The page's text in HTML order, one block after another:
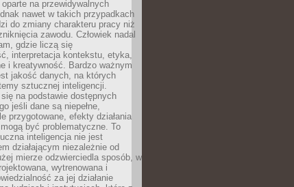
na przewidywalnych
nawet w takich przypadkach
do zmiany charakteru pracy niż
zawodu. Człowiek nadal
gdzie liczą się
interpretacja kontekstu, etyka,
i kreatywność. Bardzo ważnym
jakość danych, na których
sztucznej inteligencji.
na podstawie dostępnych
jeśli dane są niepełne,
przygotowane, efekty działania
być problematyczne. To
inteligencja nie jest
działającym niezależnie od
mierze odzwierciedla sposób, w
wytrenowana i
za jej działanie